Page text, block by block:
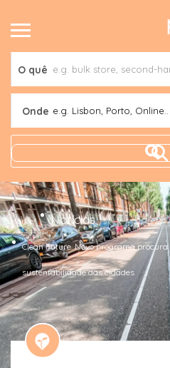
O quê
Onde e.g. Lisbon, Porto, Online..
Home Notícias
Clean Future. Novo programa
sustentabilidade das cidades